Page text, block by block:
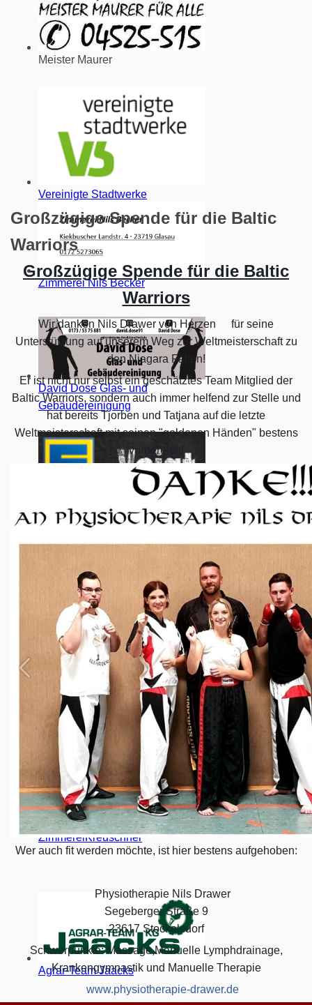
Meister Maurer
Vereinigte Stadtwerke
Zimmerei Nils Becker
David Dose Glas- und
Gebäudereinigung
EDEKA Voigt
Muhs Immobilien
Getränkemarkt Goldt
ZimmereiKreuschner
Agrar-Team Jaacks
Großzügige Spende für die Baltic
Warriors
Großzügige Spende für die Baltic
Warriors
Wir danken Nils Drawer von Herzen
für seine
Unterstützung auf unserem Weg zur Weltmeisterschaft zu
den Niagara Fällen!
Er ist nicht nur selbst ein geschätztes Team Mitglied der
Baltic Warriors, sondern auch immer helfend zur Stelle und
hat bereits Tjorben und Tatjana auf die letzte
Weltmeisterschaft mit seinen "goldenen Händen" bestens
vorbereitet!
Wer auch fit werden möchte, ist hier bestens aufgehoben:
Physiotherapie Nils Drawer
Segeberger Straße 9
23617 Stockelsdorf
Schwerpunkte: Massage,Manuelle Lymphdrainage,
Krankengymnastik und Manuelle Therapie
www.physiotherapie-drawer.de